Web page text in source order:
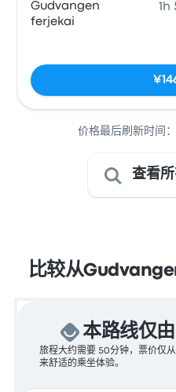
Gudvangen
ferjekai
1h
价格最后刷新时间
查看
比较从
本路线仅
旅程大约需要 50分钟，票价仅
来舒适的乘坐体验。